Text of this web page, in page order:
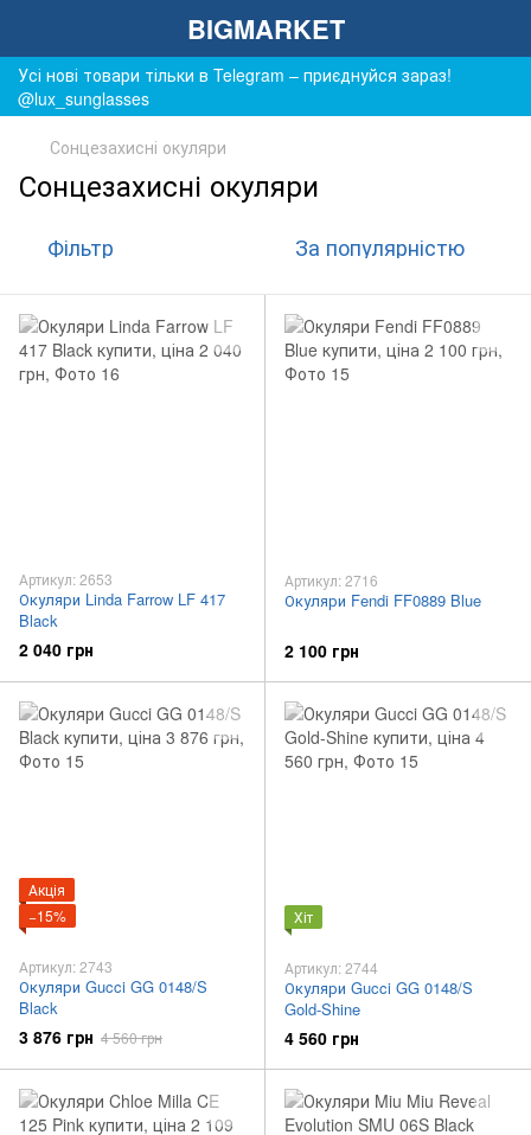
BIGMARKET
Усі нові товари тільки в Telegram – приєднуйся зараз!
@lux_sunglasses
Сонцезахисні окуляри
Сонцезахисні окуляри
Фільтр За популярністю
Артикул: 2653
Окуляри Linda Farrow LF 417
Black
2 040 грн
Артикул: 2716
Окуляри Fendi FF0889 Blue
2 100 грн
Акція
−15%
Артикул: 2743
Окуляри Gucci GG 0148/S
Black
3 876 грн 4 560 грн
Хіт
Артикул: 2744
Окуляри Gucci GG 0148/S
Gold-Shine
4 560 грн